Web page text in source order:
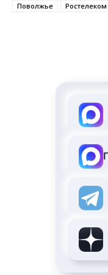
Поволжье Ростелеком